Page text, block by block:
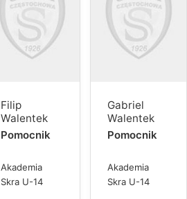
Filip
Walentek
Pomocnik
Akademia
Skra U-14
Gabriel
Walentek
Pomocnik
Akademia
Skra U-14